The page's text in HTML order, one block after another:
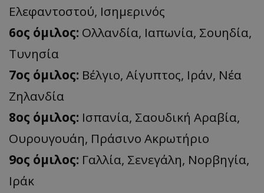
Ελεφαντοστού, Ισημερινός
6ος όμιλος: Ολλανδία, Ιαπωνία, Σουηδία,
Τυνησία
7ος όμιλος: Βέλγιο, Αίγυπτος, Ιράν, Νέα
Ζηλανδία
8ος όμιλος: Ισπανία, Σαουδική Αραβία,
Ουρουγουάη, Πράσινο Ακρωτήριο
9ος όμιλος: Γαλλία, Σενεγάλη, Νορβηγία,
Ιράκ